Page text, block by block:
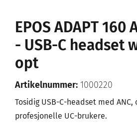
EPOS ADAPT 160
- USB-C headset
opt
Artikelnummer: 1000220
Tosidig USB-C-headset med
profesjonelle UC-brukere.